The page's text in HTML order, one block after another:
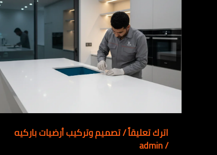
اترك تعليقاً/تصميم وتركيب أرضيات باركيه
/
admin